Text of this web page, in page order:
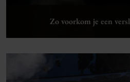
Zo voorkom je een
Lees verder